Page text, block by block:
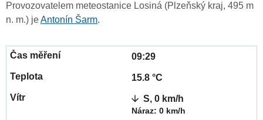
Provozovatelem meteostanice Losiná (Plzeňský kraj, 495 m
n. m.) jeAntonín Šarm.
09:29
15.8 °C
S, 0 km/h
Náraz: 0 km/h